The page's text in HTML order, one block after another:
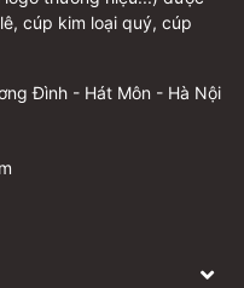
cúp kim loại quý, cúp
Đình - Hát Môn - Hà Nội